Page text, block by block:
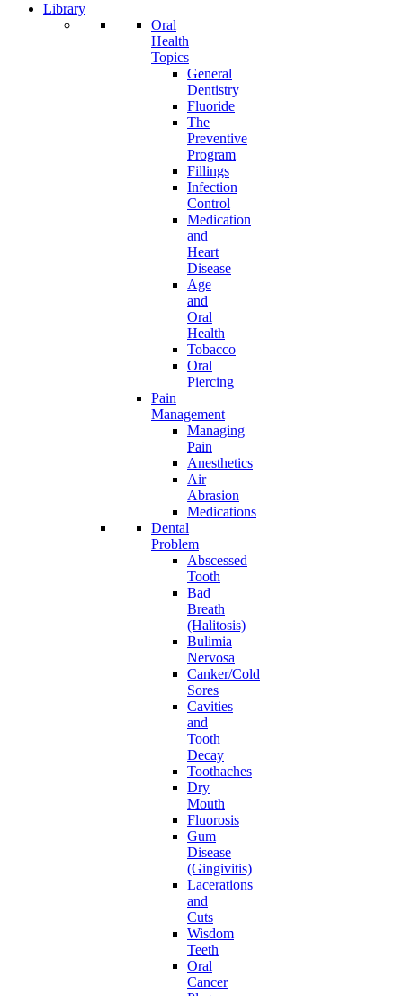
Library
Oral
Health
Topics
General
Dentistry
Fluoride
The
Preventive
Program
Fillings
Infection
Control
Medication
and
Heart
Disease
Age
and
Oral
Health
Tobacco
Oral
Piercing
Pain
Management
Managing
Pain
Anesthetics
Air
Abrasion
Medications
Dental
Problem
Abscessed
Tooth
Bad
Breath
(Halitosis)
Bulimia
Nervosa
Canker/Cold
Sores
Cavities
and
Tooth
Decay
Toothaches
Dry
Mouth
Fluorosis
Gum
Disease
(Gingivitis)
Lacerations
and
Cuts
Wisdom
Teeth
Oral
Cancer